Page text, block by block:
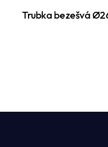
Trubka bezešvá